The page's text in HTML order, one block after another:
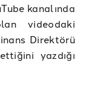
kanalında
videodaki
Direktörü
yazdığı